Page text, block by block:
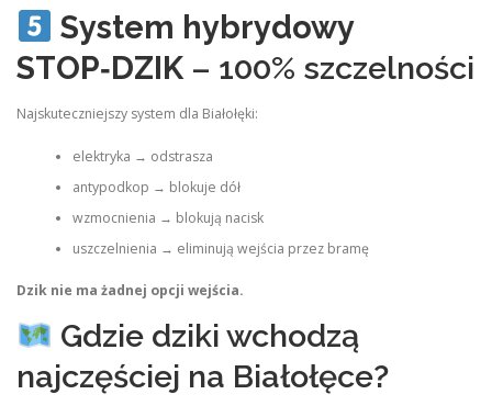
System hybrydowy
STOP‑DZIK– 100% szczelności
Najskuteczniejszy system dla Białołęki:
elektryka → odstrasza
antypodkop → blokuje dół
wzmocnienia → blokują nacisk
uszczelnienia → eliminują wejścia przez bramę
Dzik nie ma żadnej opcji wejścia.
Gdzie dziki wchodzą
najczęściej na Białołęce?